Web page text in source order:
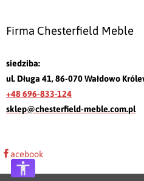
Firma Chesterfield Meble
siedziba:
ul. Długa 41, 86-070 Wałdowo
+48 696-833-124
sklep@chesterfield-meble.com.pl
acebook